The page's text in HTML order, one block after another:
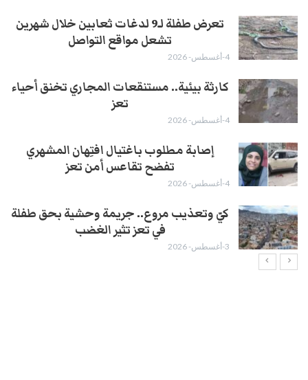
تعرض طفلة لـ9 لدغات ثعابين خلال شهرين
تشعل مواقع التواصل
4-أغسطس- 2026
كارثة بيئية.. مستنقعات المجاري تخنق أحياء
تعز
4-أغسطس- 2026
إصابة مطلوب باغتيال افتِهان المشهري
تفضح تقاعس أمن تعز
4-أغسطس- 2026
كيّ وتعذيب مروع.. جريمة وحشية بحق طفلة
في تعز تثير الغضب
3-أغسطس- 2026